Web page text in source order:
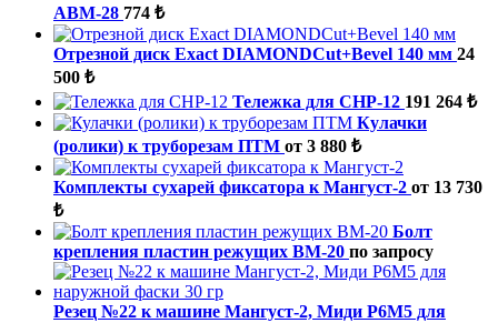
ABM-28 774 ₺
Отрезной диск Exact DIAMONDCut+Bevel 140 мм 24
500 ₺
Тележка для CHP-12 191 264 ₺
Кулачки
(ролики) к труборезам ПТМ от 3 880 ₺
Комплекты сухарей фиксатора к Мангуст-2 от 13 730
₺
Болт
крепления пластин режущих ВМ-20 по запросу
Резец №22 к машине Мангуст-2, Миди Р6М5 для